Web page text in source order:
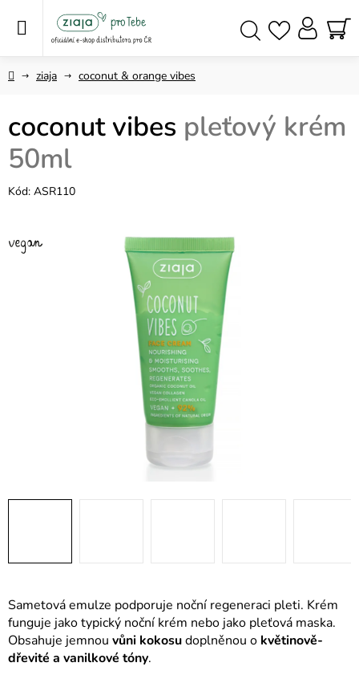
Domůziaja coconut & orange vibes
Sametová emulze podporuje noční regeneraci pleti. Krém
funguje jako typický noční krém nebo jako pleťová maska.
Obsahuje jemnou vůni kokosudoplněnou o květinově-
dřevité a vanilkové tóny.
coconut vibes pleťový krém
50ml
Kód: ASR110